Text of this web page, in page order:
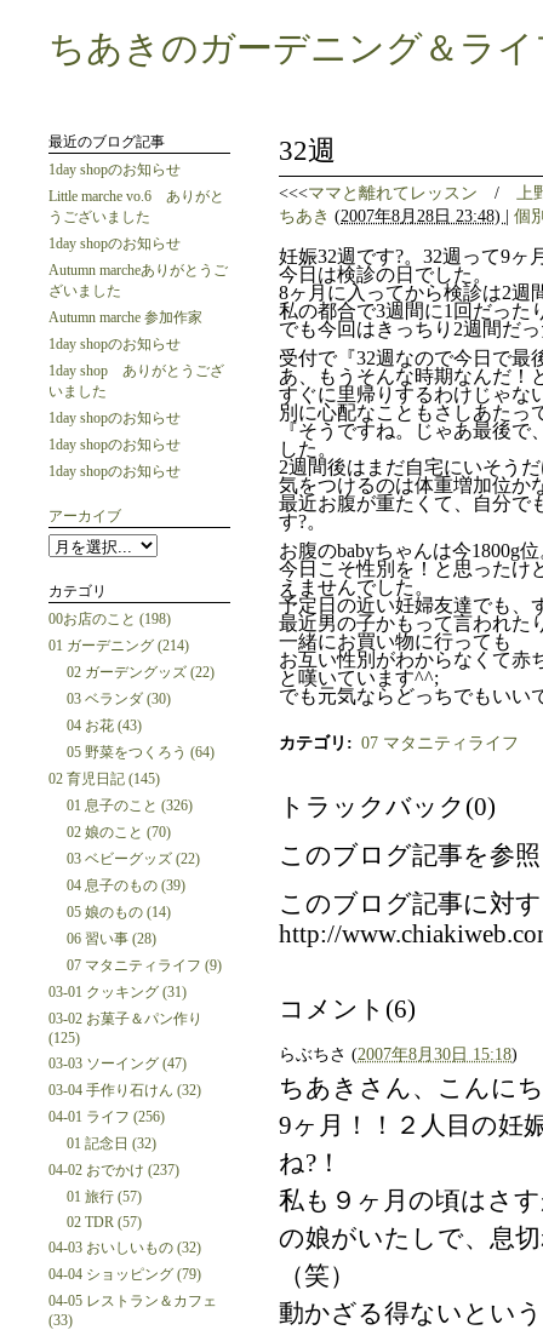
ちあきのガーデニング＆ライ
32週
<<<ママと離れてレッスン / 上
ちあき (2007年8月28日 23:48) | 個
妊娠32週です?。32週って9ヶ
今日は検診の日でした。
8ヶ月に入ってから検診は2週
私の都合で3週間に1回だった
でも今回はきっちり2週間だ
受付で『32週なので今日で最
あ、もうそんな時期なんだ！
すぐに里帰りするわけじゃな
別に心配なこともさしあたっ
『そうですね。じゃあ最後
した。
2週間後はまだ自宅にいそう
気をつけるのは体重増加位か
最近お腹が重たくて、自分で
す?。
お腹のbabyちゃんは今1800g
今日こそ性別を！と思ったけ
えませんでした。
予定日の近い妊婦友達でも、
最近男の子かもって言われた
一緒にお買い物に行っても
お互い性別がわからなくて赤
と嘆いています^^;
でも元気ならどっちでもいい
カテゴリ : 07 マタニティライフ
トラックバック(0)
このブログ記事を参
このブログ記事に対
http://
コメント(6)
らぶちさ (2007年8月30日 15:18)
ちあきさん、こんに
9ヶ月！！２人目の妊
ね?！
私も９ヶ月の頃はさ
の娘がいたしで、息
（笑）
動かざる得ないとい
最近のブログ記事
1day shopのお知らせ
Little marche vo.6 ありがと
うございました
1day shopのお知らせ
Autumn marcheありがとうご
ざいました
Autumn marche 参加作家
1day shopのお知らせ
1day shop ありがとうござ
いました
1day shopのお知らせ
1day shopのお知らせ
1day shopのお知らせ
アーカイブ
カテゴリ
00お店のこと (198)
01 ガーデニング (214)
02 ガーデングッズ (22)
03 ベランダ (30)
04 お花 (43)
05 野菜をつくろう (64)
02 育児日記 (145)
01 息子のこと (326)
02 娘のこと (70)
03 ベビーグッズ (22)
04 息子のもの (39)
05 娘のもの (14)
06 習い事 (28)
07 マタニティライフ (9)
03-01 クッキング (31)
03-02 お菓子＆パン作り
(125)
03-03 ソーイング (47)
03-04 手作り石けん (32)
04-01 ライフ (256)
01 記念日 (32)
04-02 おでかけ (237)
01 旅行 (57)
02 TDR (57)
04-03 おいしいもの (32)
04-04 ショッピング (79)
04-05 レストラン＆カフェ
(33)